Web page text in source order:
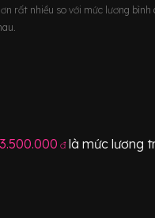
rất nhiều so với mức lương bình
đlà mức lương